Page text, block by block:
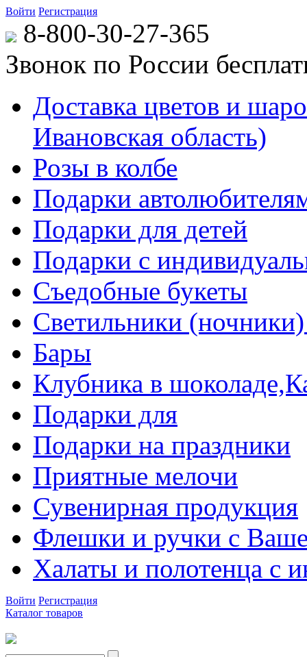
Войти Регистрация
8-800-30-27-365
Звонок по России
Доставка цветов и
Ивановская область)
Розы в колбе
Подарки
Подарки для детей
Подарки с
Съедобные букеты
Светильники
Бары
Клубника в
Подарки для
Подарки на праздники
Приятные мелочи
Сувенирная продукция
Флешки и ручки с
Халаты и полотенца с
Войти Регистрация
Каталог товаров